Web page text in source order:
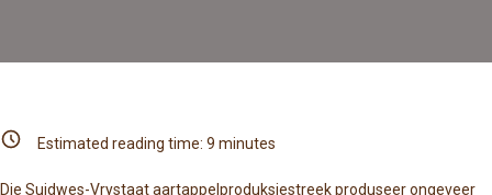
Estimated reading time: 9 minutes
Die Suidwes-Vrystaat aartappelproduksiestreek produseer ongeveer